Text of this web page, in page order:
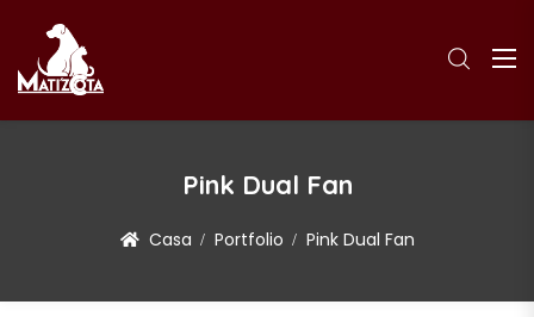
Pink Dual Fan
Casa Portfolio Pink Dual Fan